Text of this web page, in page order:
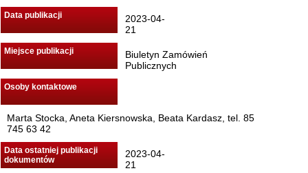
Data publikacji
2023-04-
21
Miejsce publikacji
Biuletyn Zamówień
Publicznych
Osoby kontaktowe
Marta Stocka, Aneta Kiersnowska, Beata Kardasz, tel. 85
745 63 42
Data ostatniej publikacji
dokumentów
2023-04-
21